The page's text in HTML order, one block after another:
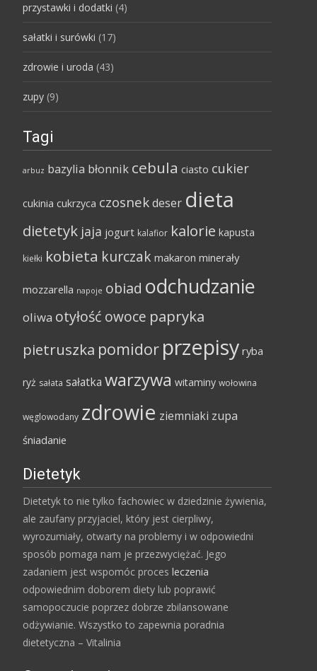
przystawki i dodatki (4)
sałatki i surówki (17)
zdrowie i uroda (43)
zupy (9)
Tagi
arbuz bazylia błonnik cebula ciasto cukier
cukinia cukrzyca czosnekdeser dieta
dietetyk jaja jogurt kalafior kalorie kapusta
kiełki kobieta kurczak makaron minerały
mozzarella napoje obiad odchudzanie
oliwa otyłość owoce papryka
pietruszka pomidor przepisy ryba
ryż sałata sałatka warzywa witaminy wołowina
węglowodany zdrowie ziemniaki zupa
śniadanie
Dietetyk
Dietetyk to nie tylko fachowiec w dziedzinie żywienia,
ale zaufany przyjaciel, który jest cierpliwy,
wyrozumiały, otwarty na problemy i w odpowiedni
sposób pomaga nam je przezwyciężać. Jego
zadaniem jest wspomóc proces leczenia
odpowiednim doborem diety lub poprawić
samopoczucie poprzez dobrze zbilansowane
odżywianie. Wszystko to zapewnia poradnia
dietetyczna – Vitalinia